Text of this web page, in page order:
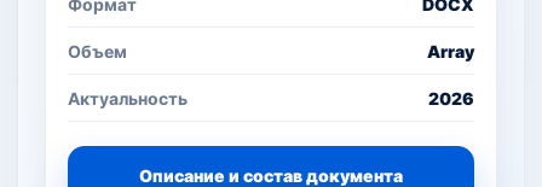
Формат DOCX
Объем Array
Актуальность 2026
Описание и состав документа